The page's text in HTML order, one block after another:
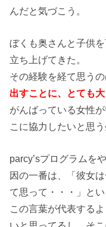
んだと気づこう。
ぼくも奥さんと子供
立ち上げてきた。
その経験を経て思うの
出すことに、とても
がんばっている女性
こに協力したいと思
parcy’sプログラムを
因の一番は、「彼女
て思って・・・」とい
この言葉が代表する